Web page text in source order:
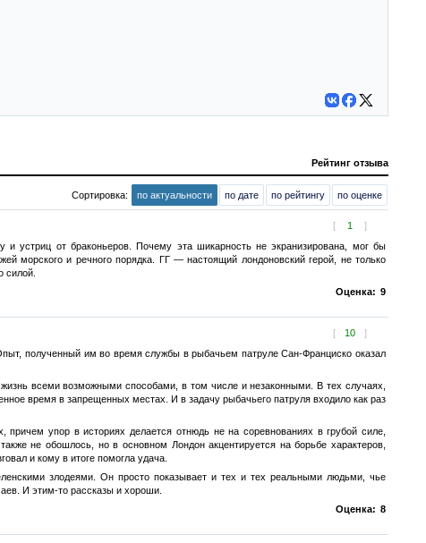
Рейтинг отзыва
Сортировка: по актуальности по дате по рейтингу по оценке
[ 1 ]
устриц от браконьеров. Почему эта шикарность не экранизирована, мог бы
морского и речного порядка. ГГ — настоящий лондоновский герой, не только
силой.
Оценка: 9
[ 10 ]
полученный им во время службы в рыбачьем патруле Сан-Франциско оказал
всеми возможными способами, в том числе и незаконными. В тех случаях,
время в запрещенных местах. И в задачу рыбачьего патруля входило как раз
упор в историях делается отнюдь не на соревнованиях в грубой силе,
не обошлось, но в основном Лондон акцентируется на борьбе характеров,
и кому в итоге помогла удача.
злодеями. Он просто показывает и тех и тех реальными людьми, чье
И этим-то рассказы и хороши.
Оценка: 8